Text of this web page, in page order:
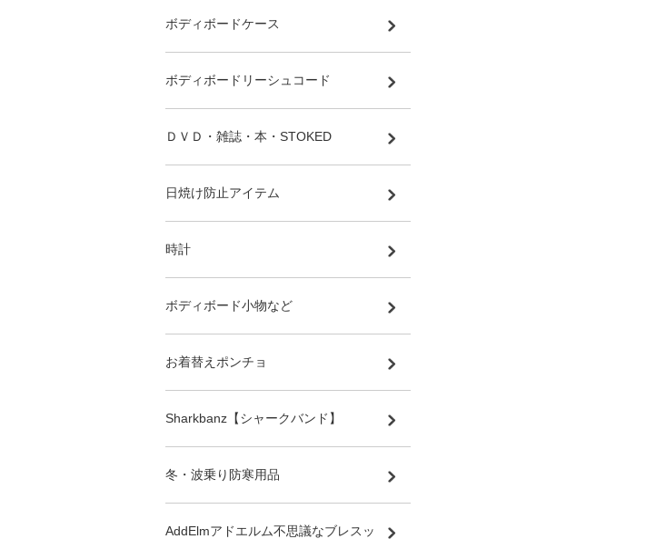
ボディボードケース
ボディボードリーシュコード
ＤＶＤ・雑誌・本・STOKED
日焼け防止アイテム
時計
ボディボード小物など
お着替えポンチョ
Sharkbanz【シャークバンド】
冬・波乗り防寒用品
AddElmアドエルム不思議なブレスッ